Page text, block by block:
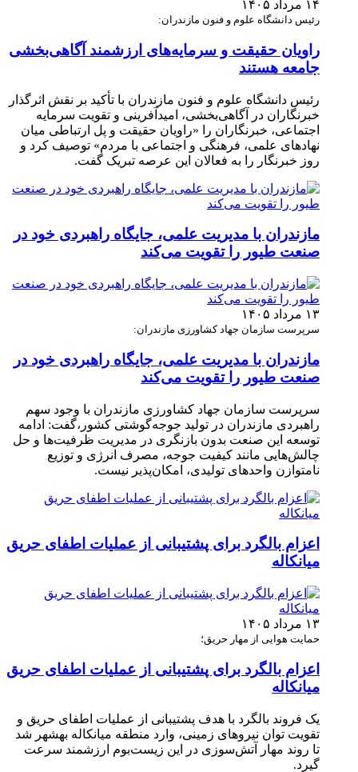
۱۴ مرداد ۱۴۰۵
رئیس دانشگاه علوم و فنون مازندران:
راویان حقیقت و سرمایه‌های ارزشمند آگاهی‌بخشی
جامعه هستند
رئیس دانشگاه علوم و فنون مازندران با تأکید بر نقش اثرگذار
خبرنگاران در آگاهی‌بخشی، امیدآفرینی و تقویت سرمایه
اجتماعی، خبرنگاران را «راویان حقیقت و پل ارتباطی میان
نهادهای علمی، فرهنگی و اجتماعی با مردم» توصیف کرد و
روز خبرنگار را به فعالان این عرصه تبریک گفت.
مازندران با مدیریت علمی، جایگاه راهبردی خود در
صنعت طیور را تقویت می‌کند
۱۳ مرداد ۱۴۰۵
سرپرست سازمان جهاد کشاورزی مازندران:
مازندران با مدیریت علمی، جایگاه راهبردی خود در
صنعت طیور را تقویت می‌کند
سرپرست سازمان جهاد کشاورزی مازندران با وجود سهم
راهبردی مازندران در تولید جوجه‌گوشتی کشور،گفت: ادامه
توسعه این صنعت بدون بازنگری در مدیریت ظرفیت‌ها و حل
چالش‌هایی مانند کیفیت جوجه، مصرف انرژی و توزیع
نامتوازن واحدهای تولیدی، امکان‌پذیر نیست.
اعزام بالگرد برای پشتیبانی از عملیات اطفای حریق
میانکاله
۱۳ مرداد ۱۴۰۵
حمایت هوایی از مهار حریق؛
اعزام بالگرد برای پشتیبانی از عملیات اطفای حریق
میانکاله
یک فروند بالگرد با هدف پشتیبانی از عملیات اطفای حریق و
تقویت توان نیروهای زمینی، وارد منطقه میانکاله بهشهر شد
تا روند مهار آتش‌سوزی در این زیست‌بوم ارزشمند سرعت
گیرد.